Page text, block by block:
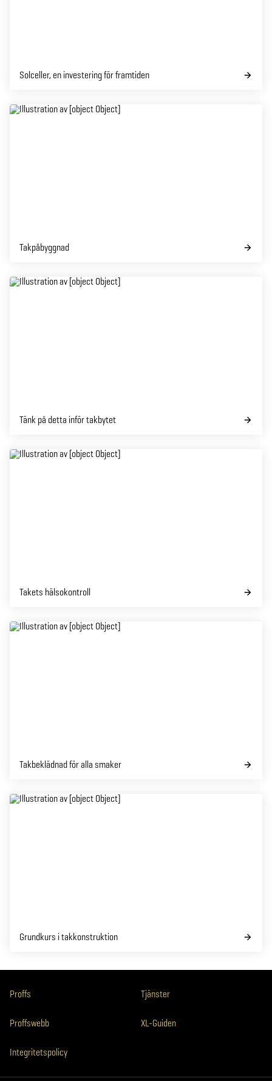
Solceller, en investering för framtiden
Takpåbyggnad
Tänk på detta inför takbytet
Takets hälsokontroll
Takbeklädnad för alla smaker
Grundkurs i takkonstruktion
Proffs Tjänster
Proffswebb XL-Guiden
Integritetspolicy